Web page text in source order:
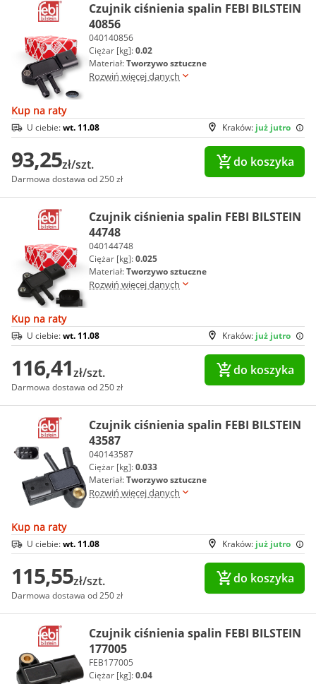
Czujnik ciśnienia spalin FEBI BILSTEIN
40856
040140856
Ciężar [kg]:0.02
Materiał:Tworzywo sztuczne
Rozwiń więcej danych
Kup na raty
Kraków: już jutro
U ciebie:wt. 11.08
93,25zł/szt.
Darmowa dostawa od 250 zł
do koszyka
Czujnik ciśnienia spalin FEBI BILSTEIN
44748
040144748
Ciężar [kg]:0.025
Materiał:Tworzywo sztuczne
Rozwiń więcej danych
Kup na raty
Kraków: już jutro
U ciebie:wt. 11.08
116,41zł/szt.
Darmowa dostawa od 250 zł
do koszyka
Czujnik ciśnienia spalin FEBI BILSTEIN
43587
040143587
Ciężar [kg]:0.033
Materiał:Tworzywo sztuczne
Rozwiń więcej danych
Kup na raty
Kraków: już jutro
U ciebie:wt. 11.08
115,55zł/szt.
Darmowa dostawa od 250 zł
do koszyka
Czujnik ciśnienia spalin FEBI BILSTEIN
177005
FEB177005
Ciężar [kg]:0.04